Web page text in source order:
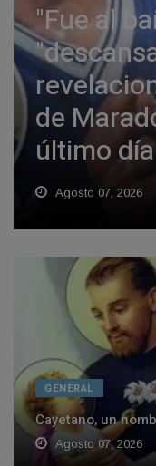
"Fue al
de
último
Agosto 07, 2026
GENERAL
Cayetano, un
Agosto 07, 2026